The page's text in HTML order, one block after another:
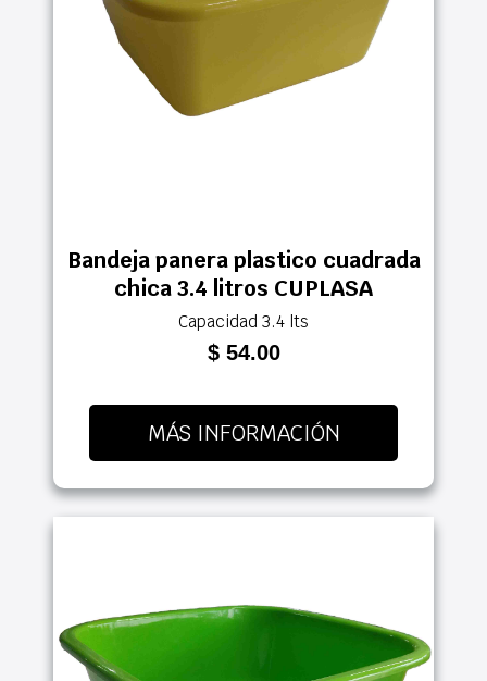
Bandeja panera plastico cuadrada
chica 3.4 litros CUPLASA
Capacidad 3.4 lts
$ 54.00
MÁS INFORMACIÓN